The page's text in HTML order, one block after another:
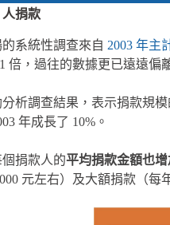
捐款
系統性調查來自 2003 年主
倍，過往的數據更已遠遠偏
析調查結果，表示捐款規
年成長了 10%。
捐款人的平均捐款金額也增
元左右）及大額捐款（每